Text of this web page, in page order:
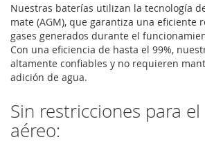
Nuestras baterías utilizan la tecnología
mate (AGM), que garantiza una eficiente
gases generados durante el
Con una eficiencia de hasta el 99%,
altamente confiables y no requieren
adición de agua.
Sin restricciones para
aéreo: